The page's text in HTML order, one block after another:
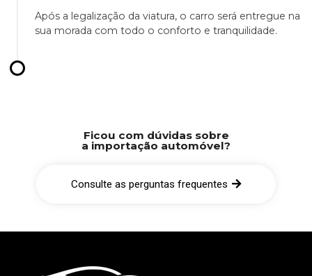
Após a legalização da viatura, o carro será entregue na
sua morada com todo o conforto e tranquilidade.
Ficou com dúvidas sobre
a importação automóvel?
Consulte as perguntas frequentes